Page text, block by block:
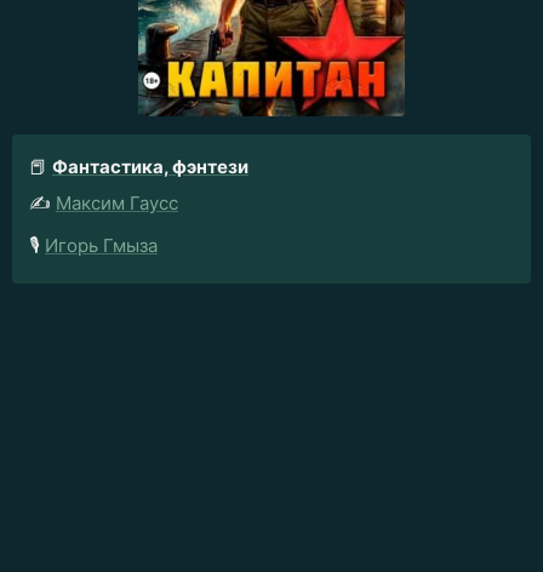
📕 Фантастика, фэнтези
✍️ Максим Гаусс
🎙️ Игорь Гмыза